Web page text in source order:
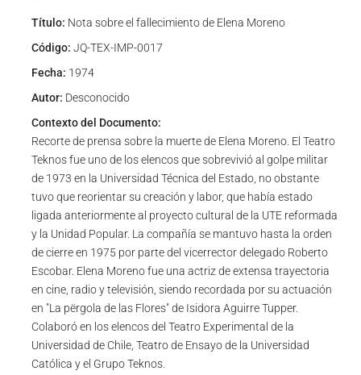
Título: Nota sobre el fallecimiento de Elena Moreno
Código: JQ-TEX-IMP-0017
Fecha: 1974
Autor: Desconocido
Contexto del Documento:
Recorte de prensa sobre la muerte de Elena Moreno. El Teatro
Teknos fue uno de los elencos que sobrevivió al golpe militar
de 1973 en la Universidad Técnica del Estado, no obstante
tuvo que reorientar su creación y labor, que había estado
ligada anteriormente al proyecto cultural de la UTE reformada
y la Unidad Popular. La compañía se mantuvo hasta la orden
de cierre en 1975 por parte del vicerrector delegado Roberto
Escobar. Elena Moreno fue una actriz de extensa trayectoria
en cine, radio y televisión, siendo recordada por su actuación
en "La përgola de las Flores" de Isidora Aguirre Tupper.
Colaboró en los elencos del Teatro Experimental de la
Universidad de Chile, Teatro de Ensayo de la Universidad
Católica y el Grupo Teknos.